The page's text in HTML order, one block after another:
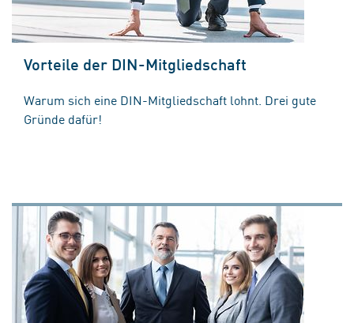
Vorteile der DIN-Mitgliedschaft
Warum sich eine DIN-Mitgliedschaft lohnt. Drei gute
Gründe dafür!